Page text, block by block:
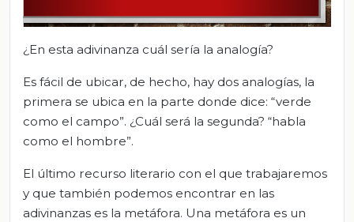
¿En esta adivinanza cuál sería la analogía?
Es fácil de ubicar, de hecho, hay dos analogías, la
primera se ubica en la parte donde dice: “verde
como el campo”. ¿Cuál será la segunda? “habla
como el hombre”.
El último recurso literario con el que trabajaremos
y que también podemos encontrar en las
adivinanzas es la metáfora. Una metáfora es un